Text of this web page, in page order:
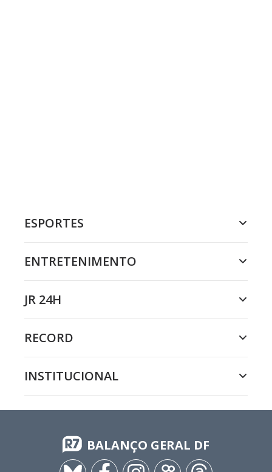
ESPORTES
ENTRETENIMENTO
JR 24H
RECORD
INSTITUCIONAL
BALANÇO GERAL DF